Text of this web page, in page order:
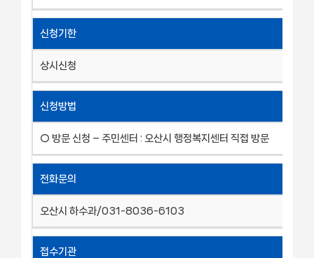
신청기한
상시신청
신청방법
○ 방문 신청 – 주민센터 : 오산시 행정복지센터 직접 방문
전화문의
오산시 하수과/031-8036-6103
접수기관